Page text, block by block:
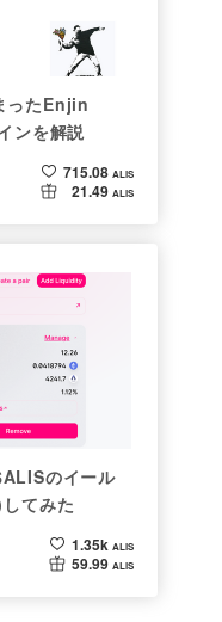
ったEnjin
ンを解説
715.08 ALIS
21.49 ALIS
のイール
てみた
1.35k ALIS
59.99 ALIS